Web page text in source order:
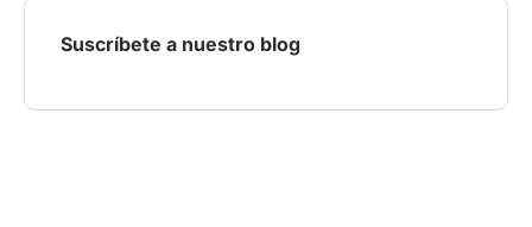
Suscríbete a nuestro blog